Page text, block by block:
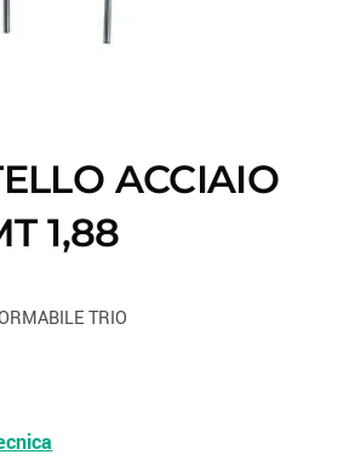
ACCIAIO
1,88
TRIO